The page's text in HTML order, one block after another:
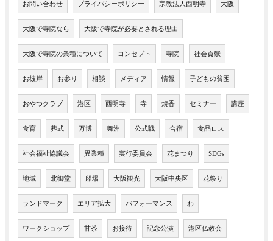
お問い合わせ プライバシーポリシー 宗教法人西明寺 大阪
大阪で寺院なら 大阪で寺院が必要とされる理由
大阪で寺院の業種について コンセプト 寺院 社会貢献
お彼岸 お参り 相談 メディア 情報 子どもの貧困
おやつクラブ 港区 西明寺 寺 焼香 セミナー 講座
食育 葬式 万博 舞洲 公式戦 合宿 食品ロス
社会福祉協議会 異業種 実行委員会 花まつり SDGs
地域 北御堂 船場 大阪観光 大阪中央区 花祭り
ランドマーク エリア拡大 パフォーマンス わ
ワークショップ 甘茶 お接待 記念公演 港区仏教会